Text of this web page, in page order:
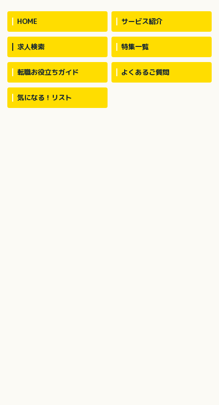
HOME サービス紹介
求人検索 特集一覧
転職お役立ちガイド よくあるご質問
気になる！リスト